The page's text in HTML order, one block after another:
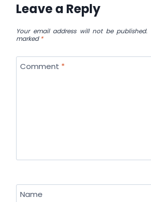
Leave a Reply
Your email address will not be published.
marked*
Comment *
Name